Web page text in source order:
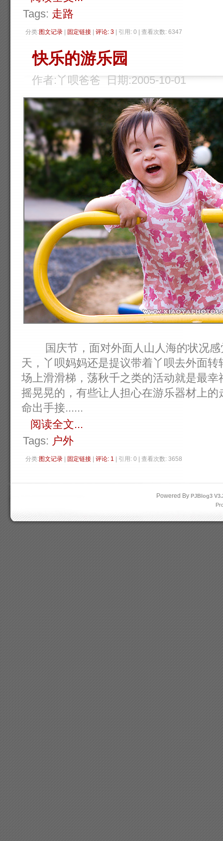
Tags: 走路
分类:图文记录 固定链接 评论: 3 | 引用: 0 | 查看次数: 6347
快乐的游乐园
作者:丫呗爸爸 日期:2005-10-01
国庆节，面对外面人山人海的状况感
天，丫呗妈妈还是提议带着丫呗去外面
场上滑滑梯，荡秋千之类的活动就是最
摇晃晃的，有些让人担心在游乐器材上
命出手接......
阅读全文...
Tags: 户外
分类:图文记录 固定链接 评论: 1 | 引用: 0 | 查看次数: 3658
Powered By PJBlog3